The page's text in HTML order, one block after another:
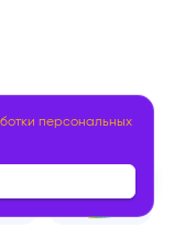
персональных